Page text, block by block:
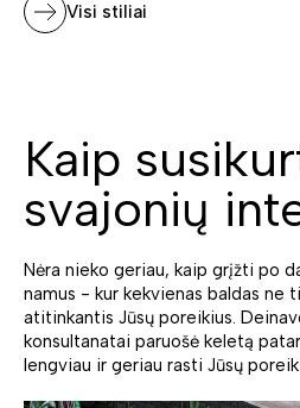
Visi stiliai
Kaip
svajonių
Nėra nieko geriau, kaip grįžti po
namus - kur kekvienas baldas ne
atitinkantis Jūsų poreikius.
konsultanatai paruošė keletą
lengviau ir geriau rasti Jūsų